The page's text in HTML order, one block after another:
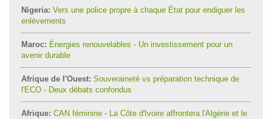
Nigeria: Vers une police propre à chaque État pour endiguer les
enlèvements
Maroc: Énergies renouvelables - Un investissement pour un
avenir durable
Afrique de l'Ouest: Souveraineté vs préparation technique de
l'ECO - Deux débats confondus
Afrique: CAN féminine - La Côte d'Ivoire affrontera l'Algérie et le